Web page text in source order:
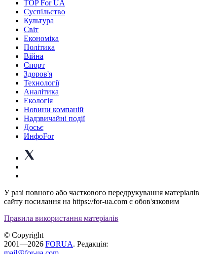
TOP For UA
Суспiльство
Культура
Світ
Економіка
Політика
Війна
Спорт
Здоров'я
Технології
Аналітика
Екологія
Новини компаній
Надзвичайні події
Досьє
ИнфоFor
У разі повного або часткового передрукування матеріалів
сайту посилання на https://for-ua.com є обов'язковим
Правила використання матеріалів
© Copyright
2001—2026 FORUA. Редакція: